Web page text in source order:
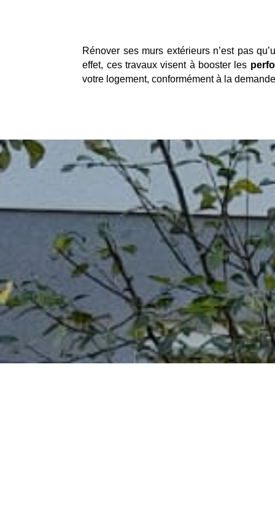
Rénover ses murs extérieurs n’est pas
effet, ces travaux visent à booster les
votre logement, conformément à la